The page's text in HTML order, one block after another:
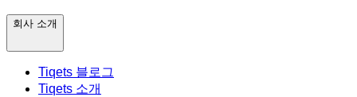
회사 소개
Tiqets 블로그
Tiqets 소개